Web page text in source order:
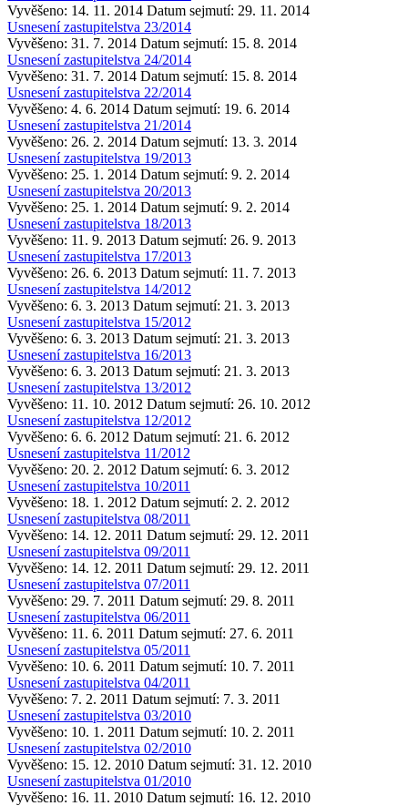
Vyvěšeno: 14. 11. 2014 Datum sejmutí: 29. 11. 2014
Usnesení zastupitelstva 23/2014
Vyvěšeno: 31. 7. 2014 Datum sejmutí: 15. 8. 2014
Usnesení zastupitelstva 24/2014
Vyvěšeno: 31. 7. 2014 Datum sejmutí: 15. 8. 2014
Usnesení zastupitelstva 22/2014
Vyvěšeno: 4. 6. 2014 Datum sejmutí: 19. 6. 2014
Usnesení zastupitelstva 21/2014
Vyvěšeno: 26. 2. 2014 Datum sejmutí: 13. 3. 2014
Usnesení zastupitelstva 19/2013
Vyvěšeno: 25. 1. 2014 Datum sejmutí: 9. 2. 2014
Usnesení zastupitelstva 20/2013
Vyvěšeno: 25. 1. 2014 Datum sejmutí: 9. 2. 2014
Usnesení zastupitelstva 18/2013
Vyvěšeno: 11. 9. 2013 Datum sejmutí: 26. 9. 2013
Usnesení zastupitelstva 17/2013
Vyvěšeno: 26. 6. 2013 Datum sejmutí: 11. 7. 2013
Usnesení zastupitelstva 14/2012
Vyvěšeno: 6. 3. 2013 Datum sejmutí: 21. 3. 2013
Usnesení zastupitelstva 15/2012
Vyvěšeno: 6. 3. 2013 Datum sejmutí: 21. 3. 2013
Usnesení zastupitelstva 16/2013
Vyvěšeno: 6. 3. 2013 Datum sejmutí: 21. 3. 2013
Usnesení zastupitelstva 13/2012
Vyvěšeno: 11. 10. 2012 Datum sejmutí: 26. 10. 2012
Usnesení zastupitelstva 12/2012
Vyvěšeno: 6. 6. 2012 Datum sejmutí: 21. 6. 2012
Usnesení zastupitelstva 11/2012
Vyvěšeno: 20. 2. 2012 Datum sejmutí: 6. 3. 2012
Usnesení zastupitelstva 10/2011
Vyvěšeno: 18. 1. 2012 Datum sejmutí: 2. 2. 2012
Usnesení zastupitelstva 08/2011
Vyvěšeno: 14. 12. 2011 Datum sejmutí: 29. 12. 2011
Usnesení zastupitelstva 09/2011
Vyvěšeno: 14. 12. 2011 Datum sejmutí: 29. 12. 2011
Usnesení zastupitelstva 07/2011
Vyvěšeno: 29. 7. 2011 Datum sejmutí: 29. 8. 2011
Usnesení zastupitelstva 06/2011
Vyvěšeno: 11. 6. 2011 Datum sejmutí: 27. 6. 2011
Usnesení zastupitelstva 05/2011
Vyvěšeno: 10. 6. 2011 Datum sejmutí: 10. 7. 2011
Usnesení zastupitelstva 04/2011
Vyvěšeno: 7. 2. 2011 Datum sejmutí: 7. 3. 2011
Usnesení zastupitelstva 03/2010
Vyvěšeno: 10. 1. 2011 Datum sejmutí: 10. 2. 2011
Usnesení zastupitelstva 02/2010
Vyvěšeno: 15. 12. 2010 Datum sejmutí: 31. 12. 2010
Usnesení zastupitelstva 01/2010
Vyvěšeno: 16. 11. 2010 Datum sejmutí: 16. 12. 2010